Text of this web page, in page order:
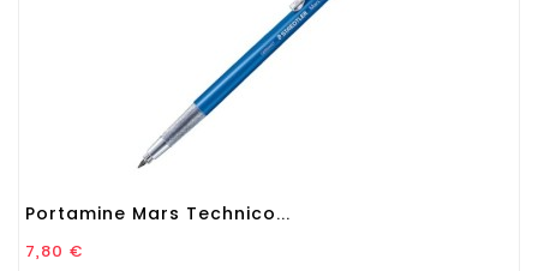
Portamine Mars Technico...
Prezzo
7,80 €